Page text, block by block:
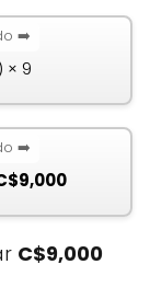
× 9
C$9,000